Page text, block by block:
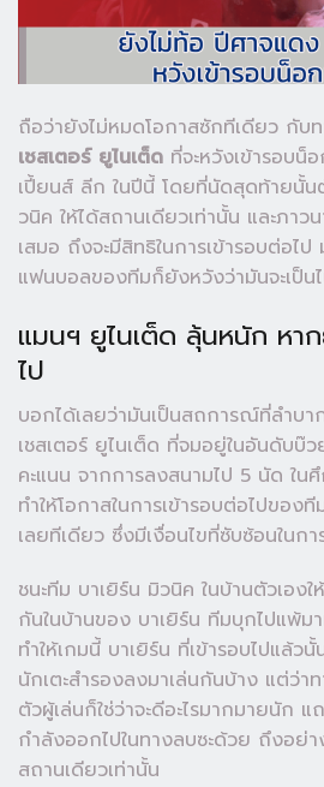
ถือว่ายังไม่หมดโอกาสซักทีเดียว กับ
เชสเตอร์ ยูไนเต็ด ที่จะหวังเข้ารอบน็
เปี้ยนส์ ลีก ในปีนี้ โดยที่นัดสุดท้ายนั้น
วนิค ให้ได้สถานเดียวเท่านั้น และภา
เสมอ ถึงจะมีสิทธิในการเข้ารอบต่อไ
แฟนบอลของทีมก็ยังหวังว่ามันจะเป็น
แมนฯ ยูไนเต็ด ลุ้นหนัก หา
ไป
บอกได้เลยว่ามันเป็นสถการณ์ที่ลำบ
เชสเตอร์ ยูไนเต็ด ที่จมอยู่ในอันดับ
คะแนน จากการลงสนามไป 5 นัด ใ
ทำให้โอกาสในการเข้ารอบต่อไปของ
เลยทีเดียว ซึ่งมีเงื่อนไขที่ซับซ้อนในก
ชนะทีม บาเยิร์น มิวนิค ในบ้านตัวเอง
กันในบ้านของ บาเยิร์น ทีมบุกไปแพ้
ทำให้เกมนี้ บาเยิร์น ที่เข้ารอบไปแล้ว
นักเตะสำรองลงมาเล่นกันบ้าง แต่ว่
ตัวผู้เล่นก็ใช่ว่าจะดีอะไรมากมายนัก
กำลังออกไปในทางลบซะด้วย ถึงอย่า
สถานเดียวเท่านั้น